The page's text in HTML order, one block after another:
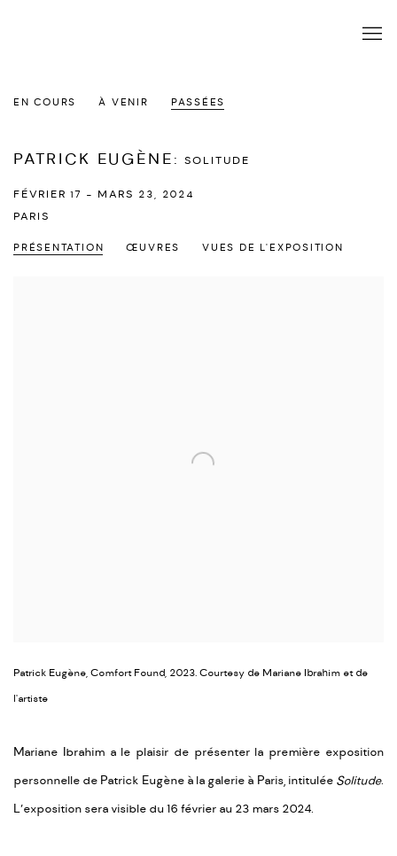
EN COURS À VENIR PASSÉES
PATRICK EUGÈNE:SOLITUDE
FÉVRIER 17 - MARS 23, 2024
PARIS
PRÉSENTATION ŒUVRES VUES DE L'EXPOSITION
Patrick Eugène, Comfort Found, 2023. Courtesy de Mariane Ibrahim et de
l'artiste
Mariane Ibrahim a le plaisir de présenter la première exposition
personnelle de Patrick Eugène à la galerie à Paris, intitulée Solitude.
L’exposition sera visible du 16 février au 23 mars 2024.